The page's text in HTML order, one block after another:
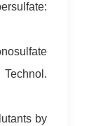
by